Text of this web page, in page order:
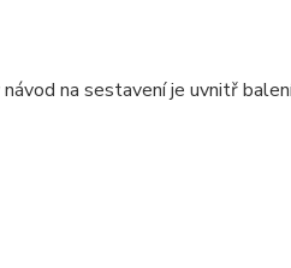
na sestavení je uvnitř